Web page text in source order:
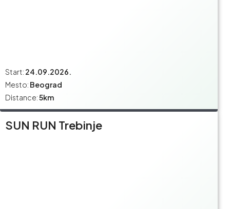
Start: 24.09.2026.
Mesto: Beograd
Distance:5km
SUN RUN Trebinje